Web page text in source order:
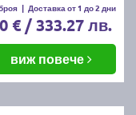
| Доставка от 1 до 2 дни
€ / 333.27 лв.
виж повече